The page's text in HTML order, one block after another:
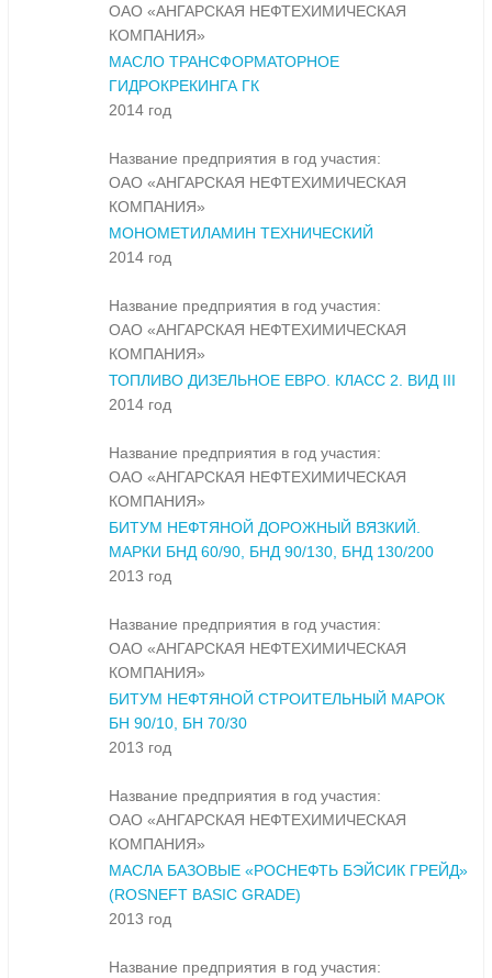
ОАО «АНГАРСКАЯ НЕФТЕХИМИЧЕСКАЯ
КОМПАНИЯ»
МАСЛО ТРАНСФОРМАТОРНОЕ
ГИДРОКРЕКИНГА ГК
2014 год
Название предприятия в год участия:
ОАО «АНГАРСКАЯ НЕФТЕХИМИЧЕСКАЯ
КОМПАНИЯ»
МОНОМЕТИЛАМИН ТЕХНИЧЕСКИЙ
2014 год
Название предприятия в год участия:
ОАО «АНГАРСКАЯ НЕФТЕХИМИЧЕСКАЯ
КОМПАНИЯ»
ТОПЛИВО ДИЗЕЛЬНОЕ ЕВРО. КЛАСС 2. ВИД III
2014 год
Название предприятия в год участия:
ОАО «АНГАРСКАЯ НЕФТЕХИМИЧЕСКАЯ
КОМПАНИЯ»
БИТУМ НЕФТЯНОЙ ДОРОЖНЫЙ ВЯЗКИЙ.
МАРКИ БНД 60/90, БНД 90/130, БНД 130/200
2013 год
Название предприятия в год участия:
ОАО «АНГАРСКАЯ НЕФТЕХИМИЧЕСКАЯ
КОМПАНИЯ»
БИТУМ НЕФТЯНОЙ СТРОИТЕЛЬНЫЙ МАРОК
БН 90/10, БН 70/30
2013 год
Название предприятия в год участия:
ОАО «АНГАРСКАЯ НЕФТЕХИМИЧЕСКАЯ
КОМПАНИЯ»
МАСЛА БАЗОВЫЕ «РОСНЕФТЬ БЭЙСИК ГРЕЙД»
(ROSNEFT BASIC GRADE)
2013 год
Название предприятия в год участия: